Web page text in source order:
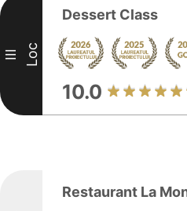
III Loc
Dessert Class
10.0
Restaurant La